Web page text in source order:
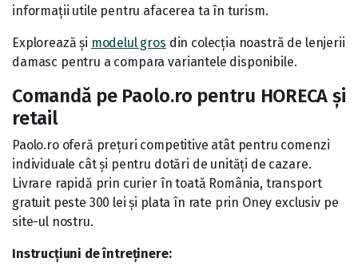
informații utile pentru afacerea ta în turism.
Explorează și modelul gros din colecția noastră de lenjerii
damasc pentru a compara variantele disponibile.
Comandă pe Paolo.ro pentru HORECA și
retail
Paolo.ro oferă prețuri competitive atât pentru comenzi
individuale cât și pentru dotări de unități de cazare.
Livrare rapidă prin curier în toată România, transport
gratuit peste 300 lei și plata în rate prin Oney exclusiv pe
site-ul nostru.
Instrucțiuni de întreținere: